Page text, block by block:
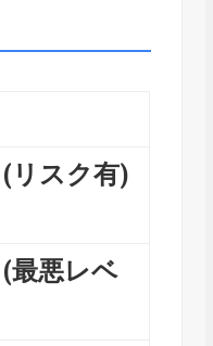
(リスク有)
(最悪レベ